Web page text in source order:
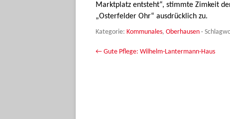
Marktplatz entsteht“, stimmte Zimkeit
„Osterfelder Ohr“ ausdrücklich zu.
Kategorie: Kommunales, Oberhausen ·
Beitrags-Navigation
← Gute Pflege: Wilhelm-Lantermann-Haus